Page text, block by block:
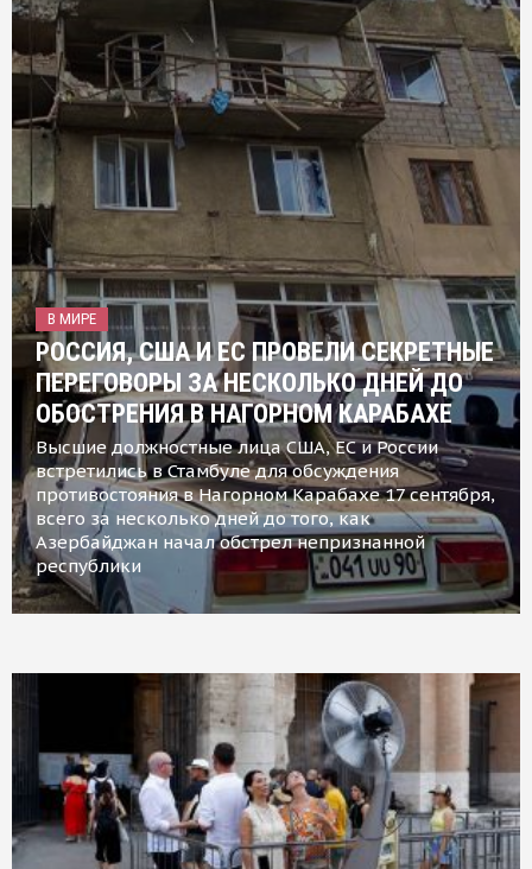
В МИРЕ
РОССИЯ, США И ЕС ПРОВЕЛИ СЕКРЕТНЫЕ
ПЕРЕГОВОРЫ ЗА НЕСКОЛЬКО ДНЕЙ ДО
ОБОСТРЕНИЯ В НАГОРНОМ КАРАБАХЕ
Высшие должностные лица США, ЕС и России
встретились в Стамбуле для обсуждения
противостояния в Нагорном Карабахе 17 сентября,
всего за несколько дней до того, как
Азербайджан начал обстрел непризнанной
республики